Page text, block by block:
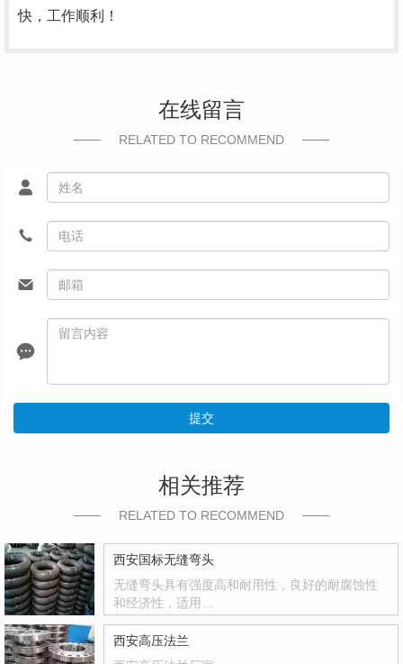
快，工作顺利！
在线留言
RELATED TO RECOMMEND
提交
相关推荐
RELATED TO RECOMMEND
西安国标无缝弯头
无缝弯头具有强度高和耐用性，良好的耐腐蚀性
和经济性，适用…
西安高压法兰